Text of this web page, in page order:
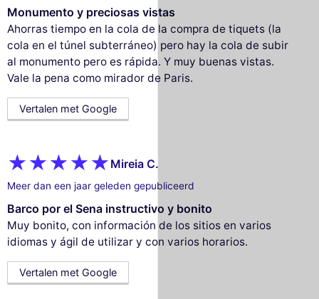
Monumento y preciosas vistas
Ahorras tiempo en la cola de la compra de tiquets (la
cola en el túnel subterráneo) pero hay la cola de subir
al monumento pero es rápida. Y muy buenas vistas.
Vale la pena como mirador de Paris.
Vertalen met Google
Mireia C.
Meer dan een jaar geleden gepubliceerd
Barco por el Sena instructivo y bonito
Muy bonito, con información de los sitios en varios
idiomas y ágil de utilizar y con varios horarios.
Vertalen met Google